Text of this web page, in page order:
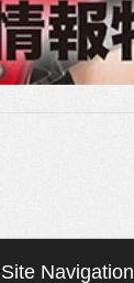
Site Navigation